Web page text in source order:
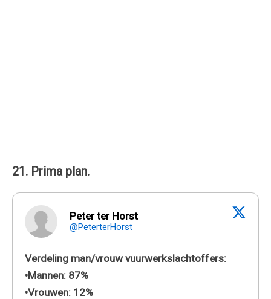
21. Prima plan.
Peter ter Horst
@PeterterHorst
Verdeling man/vrouw vuurwerkslachtoffers:
•Mannen: 87%
•Vrouwen: 12%